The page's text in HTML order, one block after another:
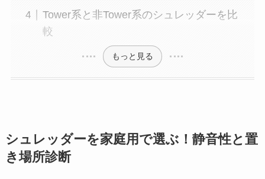
Tower系と非Tower系のシュレッダーを比
較
もっと見る
シュレッダーを家庭用で選ぶ！静音性と置
き場所診断